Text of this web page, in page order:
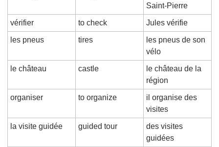
Saint-Pierre
vérifier to check Jules vérifie
les pneus tires
les pneus de son
vélo
le château castle
le château de la
région
organiser to organize
il organise des
visites
la visite guidée guided tour
des visites
guidées